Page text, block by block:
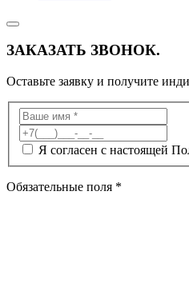
ЗАКАЗАТЬ ЗВОНОК.
Оставьте заявку и получите
Я согласен с настоящей
Обязательные поля *